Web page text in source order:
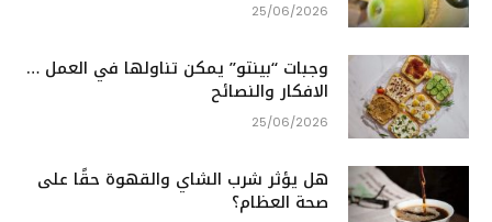
25/06/2026
وجبات “بينتو” يمكن تناولها في العمل …
الافكار والنصائح
25/06/2026
هل يؤثر شرب الشاي والقهوة حقًا على
صحة العظام؟